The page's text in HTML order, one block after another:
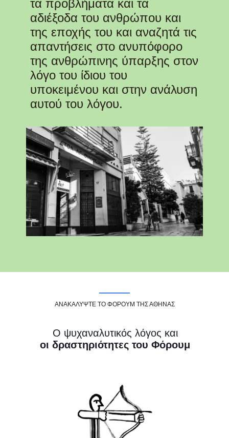
τα προβλήματα και τα
αδιέξοδα του ανθρώπου και
της εποχής του και αναζητά τις
απαντήσεις στο ανυπόφορο
της ανθρώπινης ύπαρξης στον
λόγο του ίδιου του
υποκειμένου και στην ανάλυση
αυτού του λόγου.
ΑΝΑΚΑΛΥΨΤΕ ΤΟ ΦΟΡΟΥΜ ΤΗΣ ΑΘΗΝΑΣ
Ο ψυχαναλυτικός λόγος και
οι δραστηριότητες του Φόρουμ